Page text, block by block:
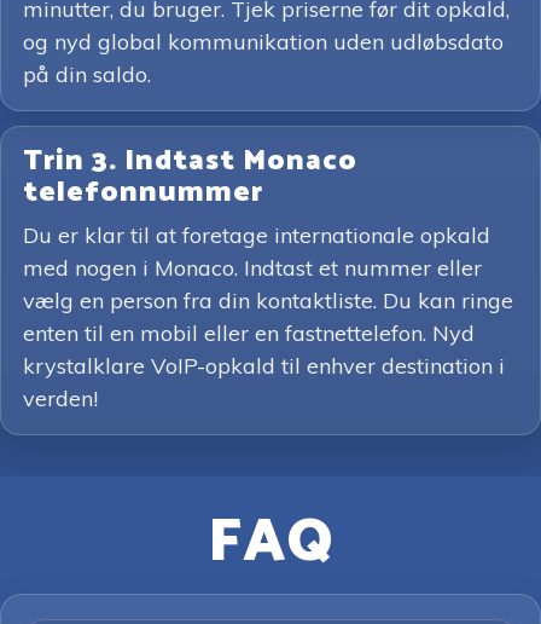
minutter, du bruger. Tjek priserne før dit opkald,
og nyd global kommunikation uden udløbsdato
på din saldo.
Trin 3. Indtast Monaco
telefonnummer
Du er klar til at foretage internationale opkald
med nogen i Monaco. Indtast et nummer eller
vælg en person fra din kontaktliste. Du kan ringe
enten til en mobil eller en fastnettelefon. Nyd
krystalklare VoIP-opkald til enhver destination i
verden!
FAQ